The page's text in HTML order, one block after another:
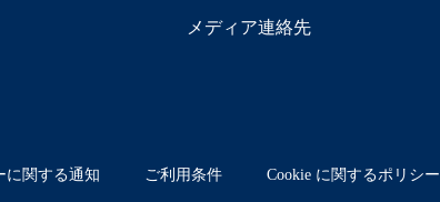
メディア連絡先
に関する通知 ご利用条件 Cookie に関するポリシー